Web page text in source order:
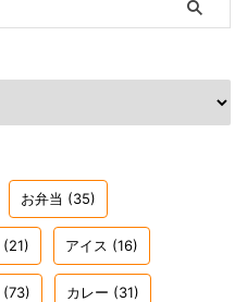
お弁当 (35)
(21) アイス (16)
(73) カレー (31)